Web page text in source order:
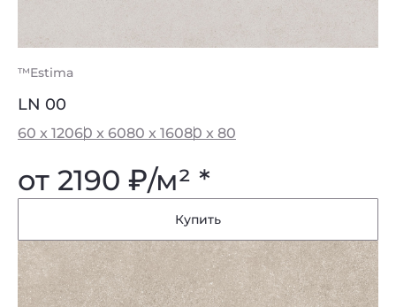
™Estima
LN 00
60 x 12060 x 6080 x 16080 x 80
от 2190 ₽/м² *
Купить